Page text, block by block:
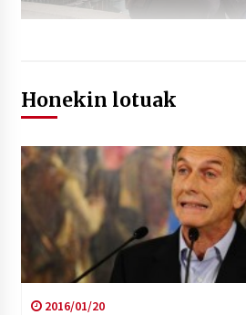
Honekin lotuak
2016/01/20